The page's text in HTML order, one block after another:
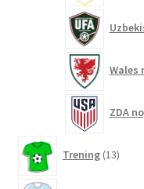
Wales
ZDA
Trening 13